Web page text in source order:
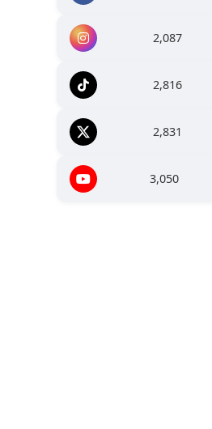
2,087
2,816
2,831
3,050